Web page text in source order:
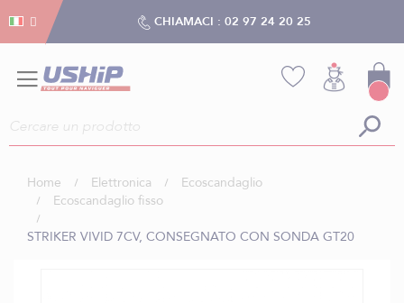
CHIAMACI : 02 97 24 20 25
Home Elettronica
Ecoscandaglio
Ecoscandaglio fisso
STRIKER VIVID 7CV, CONSEGNATO CON SONDA GT20
Gestion dei cookies
Gestion dei cookies